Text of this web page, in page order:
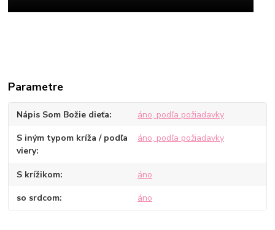
Parametre
Nápis Som Božie dieťa áno, podľa požiadavky
S iným typom kríža / podľa
viery
áno, podľa požiadavky
S krížikom áno
so srdcom áno